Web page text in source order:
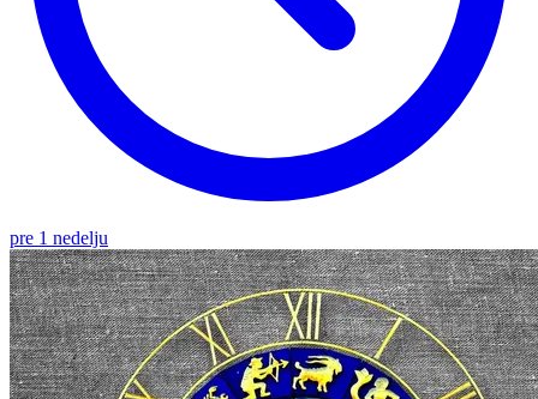
pre 1 nedelju